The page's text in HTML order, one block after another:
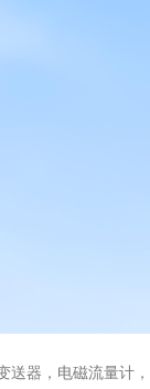
器，电磁流量计，